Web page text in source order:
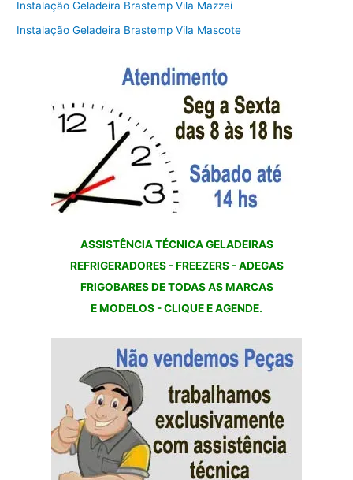
Instalação Geladeira Brastemp Vila Mazzei
Instalação Geladeira Brastemp Vila Mascote
ASSISTÊNCIA TÉCNICA GELADEIRAS
REFRIGERADORES - FREEZERS - ADEGAS
FRIGOBARES DE TODAS AS MARCAS
E MODELOS - CLIQUE E AGENDE.